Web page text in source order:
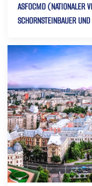
ASFOCMD (NATIONALER
SCHORNSTEINBAUER